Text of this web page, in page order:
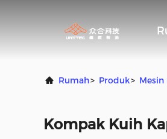
Rumah> Produk> Mesin
Kompak Kuih